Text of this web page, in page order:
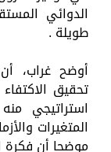
الدوائي
طويلة .
أوضح غراب،
تحقيق
استراتيجي
المتغيرات
موضحا أن فكرة